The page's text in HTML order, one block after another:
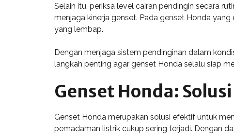
Selain itu, periksa level cairan pendingin secara
menjaga kinerja genset. Pada genset Honda
yang lembap.
Dengan menjaga sistem pendinginan dalam
langkah penting agar genset Honda selalu siap
Genset Honda:
Genset Honda merupakan solusi efektif untuk
pemadaman listrik cukup sering terjadi. Dengan